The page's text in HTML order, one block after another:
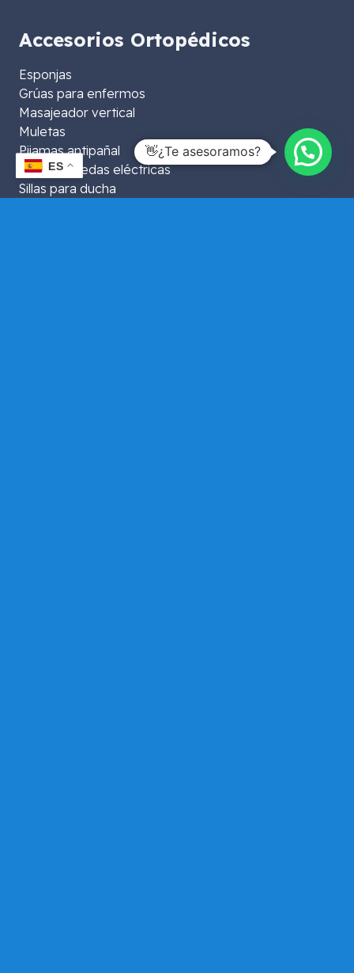
Accesorios Ortopédicos
Esponjas
Grúas para enfermos
Masajeador vertical
Muletas
Pijamas antipañal
Sillas de ruedas eléctricas
Sillas para ducha
ES
👋¿Te asesoramos?